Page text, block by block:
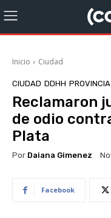
Inicio Ciudad
CIUDAD DDHH PROVINCIA
Reclamaron
de odio
Plata
Por Daiana Gimenez
Facebook